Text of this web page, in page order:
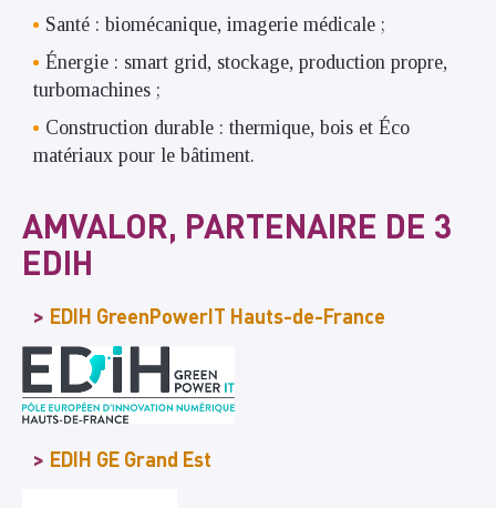
Santé : biomécanique, imagerie médicale ;
Énergie : smart grid, stockage, production propre,
turbomachines ;
Construction durable : thermique, bois et Éco
matériaux pour le bâtiment.
AMVALOR, PARTENAIRE DE 3
EDIH
EDIH GreenPowerIT Hauts-de-France
EDIH GE Grand Est